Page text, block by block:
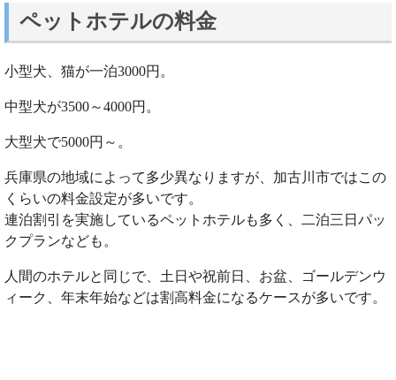
ペットホテルの料金
小型犬、猫が一泊3000円。
中型犬が3500～4000円。
大型犬で5000円～。
兵庫県の地域によって多少異なりますが、加古川市ではこの
くらいの料金設定が多いです。
連泊割引を実施しているペットホテルも多く、二泊三日パッ
クプランなども。
人間のホテルと同じで、土日や祝前日、お盆、ゴールデンウ
ィーク、年末年始などは割高料金になるケースが多いです。